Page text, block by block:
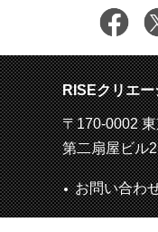
RISEクリエ
〒170-0002
第二扇屋ビル
お問い合わ